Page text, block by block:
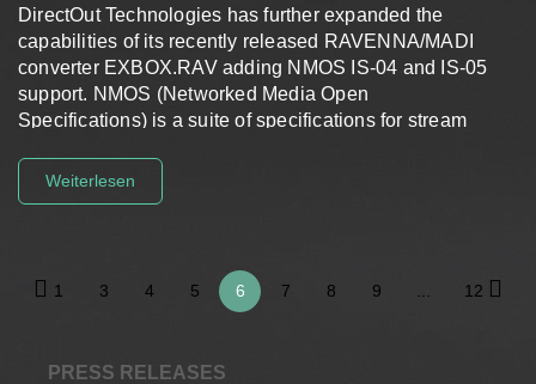
DirectOut Technologies has further expanded the
capabilities of its recently released RAVENNA/MADI
converter EXBOX.RAV adding NMOS IS-04 and IS-05
support. NMOS (Networked Media Open
Specifications) is a suite of specifications for stream
maintained by the AMWA filling a gap…
Weiterlesen
1 3 4 5 6 7 8 9 12
PRESS RELEASES